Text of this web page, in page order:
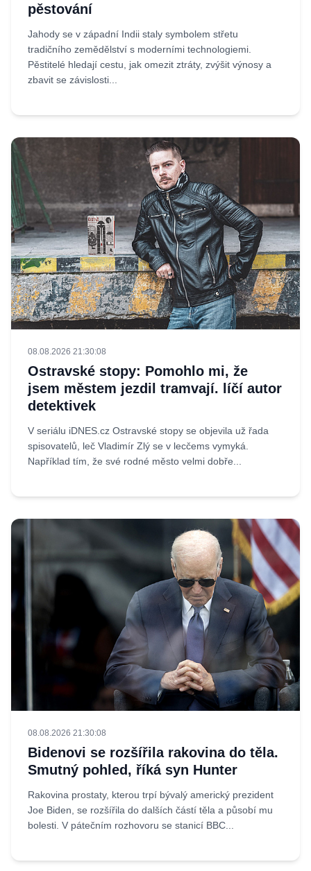
pěstování
Jahody se v západní Indii staly symbolem střetu
tradičního zemědělství s moderními technologiemi.
Pěstitelé hledají cestu, jak omezit ztráty, zvýšit výnosy a
zbavit se závislosti...
08.08.2026 21:30:08
Ostravské stopy: Pomohlo mi, že
jsem městem jezdil tramvají. líčí autor
detektivek
V seriálu iDNES.cz Ostravské stopy se objevila už řada
spisovatelů, leč Vladimír Zlý se v lecčems vymyká.
Například tím, že své rodné město velmi dobře...
08.08.2026 21:30:08
Bidenovi se rozšířila rakovina do těla.
Smutný pohled, říká syn Hunter
Rakovina prostaty, kterou trpí bývalý americký prezident
Joe Biden, se rozšířila do dalších částí těla a působí mu
bolesti. V pátečním rozhovoru se stanicí BBC...